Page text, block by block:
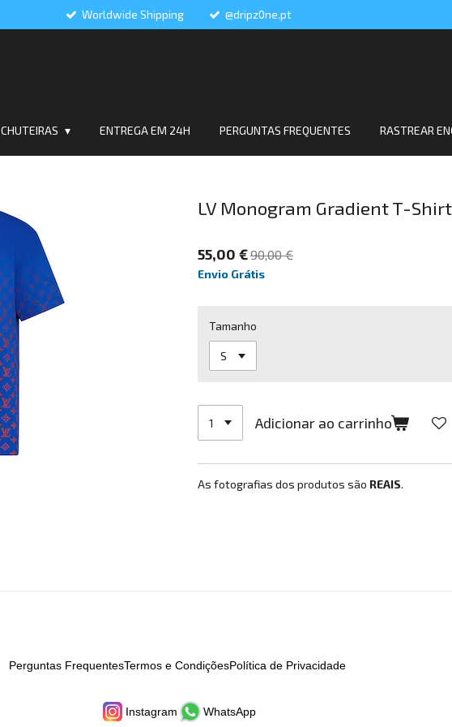
Worldwide Shipping @dripz0ne.pt
CHUTEIRAS ENTREGA EM 24H PERGUNTAS FREQUENTES RASTREAR
LV Monogram Gradient T-
55,00 €90,00 €
Envio Grátis
Tamanho
Adicionar ao carrinho
As fotografias dos produtos são REAIS.
Perguntas FrequentesTermos e CondiçõesPolítica de Privacidade
Instagram WhatsApp